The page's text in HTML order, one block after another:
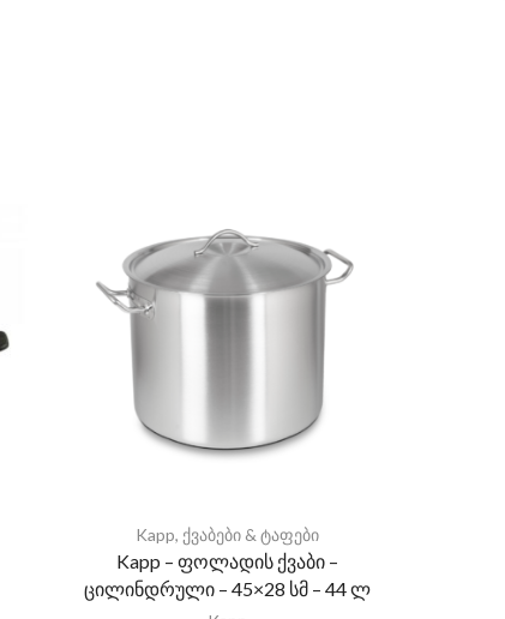
Kapp, ქვაბები & ტაფები
Kapp – ფოლადის ქვაბი –
ცილინდრული – 45×28 სმ – 44 ლ